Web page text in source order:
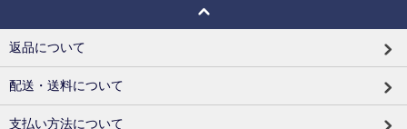
返品について
配送・送料について
支払い方法について